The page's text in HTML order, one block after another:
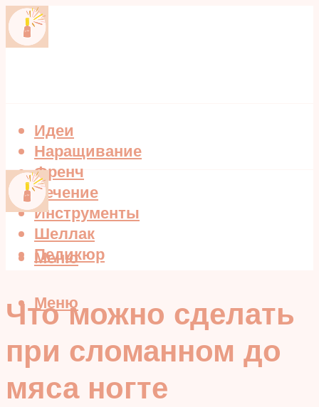
Идеи
Наращивание
Френч
Лечение
Инструменты
Шеллак
Педикюр
Меню
Меню
Что можно сделать
при сломанном до
мяса ногте